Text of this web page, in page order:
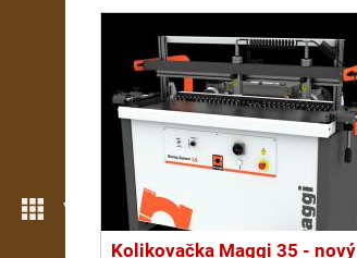
Více možností
Kolikovačka Maggi 35 - nový